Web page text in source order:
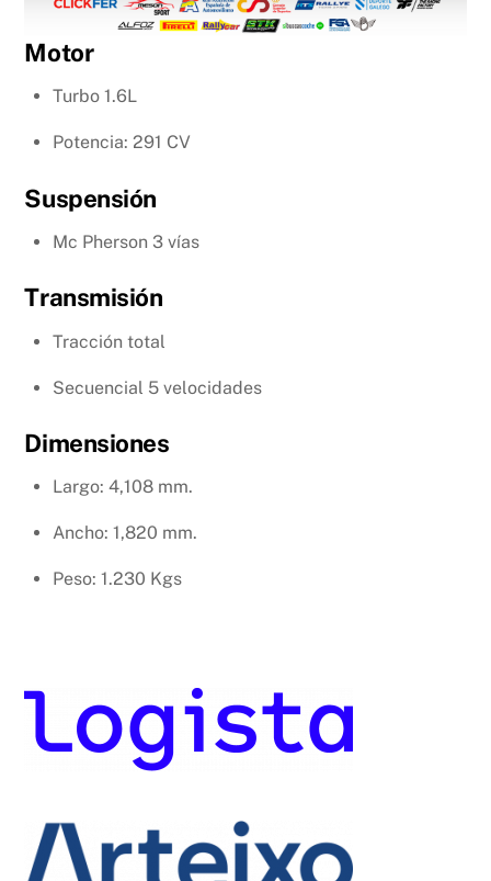
Motor
Turbo 1.6L
Potencia: 291 CV
Suspensión
Mc Pherson 3 vías
Transmisión
Tracción total
Secuencial 5 velocidades
Dimensiones
Largo: 4,108 mm.
Ancho: 1,820 mm.
Peso: 1.230 Kgs